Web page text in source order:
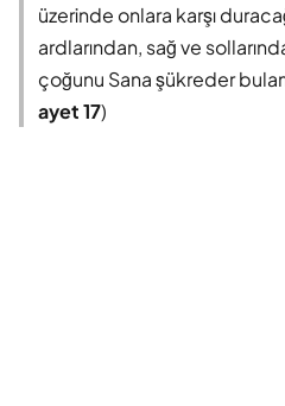
üzerinde onlara karşı
ardlarından, sağ ve
çoğunu Sana şükreder
ayet 17)